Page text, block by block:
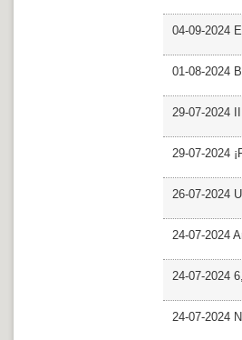
04-09-2024
01-08-2024
29-07-2024
29-07-2024
26-07-2024
24-07-2024
24-07-2024
24-07-2024